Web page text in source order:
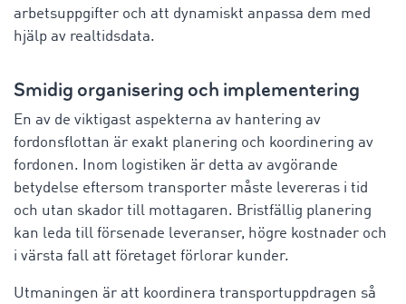
arbetsuppgifter och att dynamiskt anpassa dem med
hjälp av realtidsdata.
Smidig organisering och implementering
En av de viktigast aspekterna av hantering av
fordonsflottan är exakt planering och koordinering av
fordonen. Inom logistiken är detta av avgörande
betydelse eftersom transporter måste levereras i tid
och utan skador till mottagaren. Bristfällig planering
kan leda till försenade leveranser, högre kostnader och
i värsta fall att företaget förlorar kunder.
Utmaningen är att koordinera transportuppdragen så